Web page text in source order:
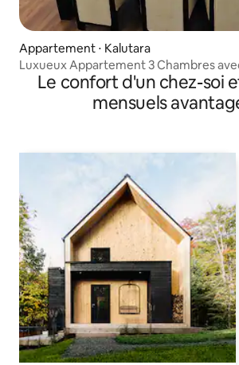
Appartement ⋅ Kalutara
Luxueux Appartement 3 Chambres
Le confort d'un chez-soi
mensuels